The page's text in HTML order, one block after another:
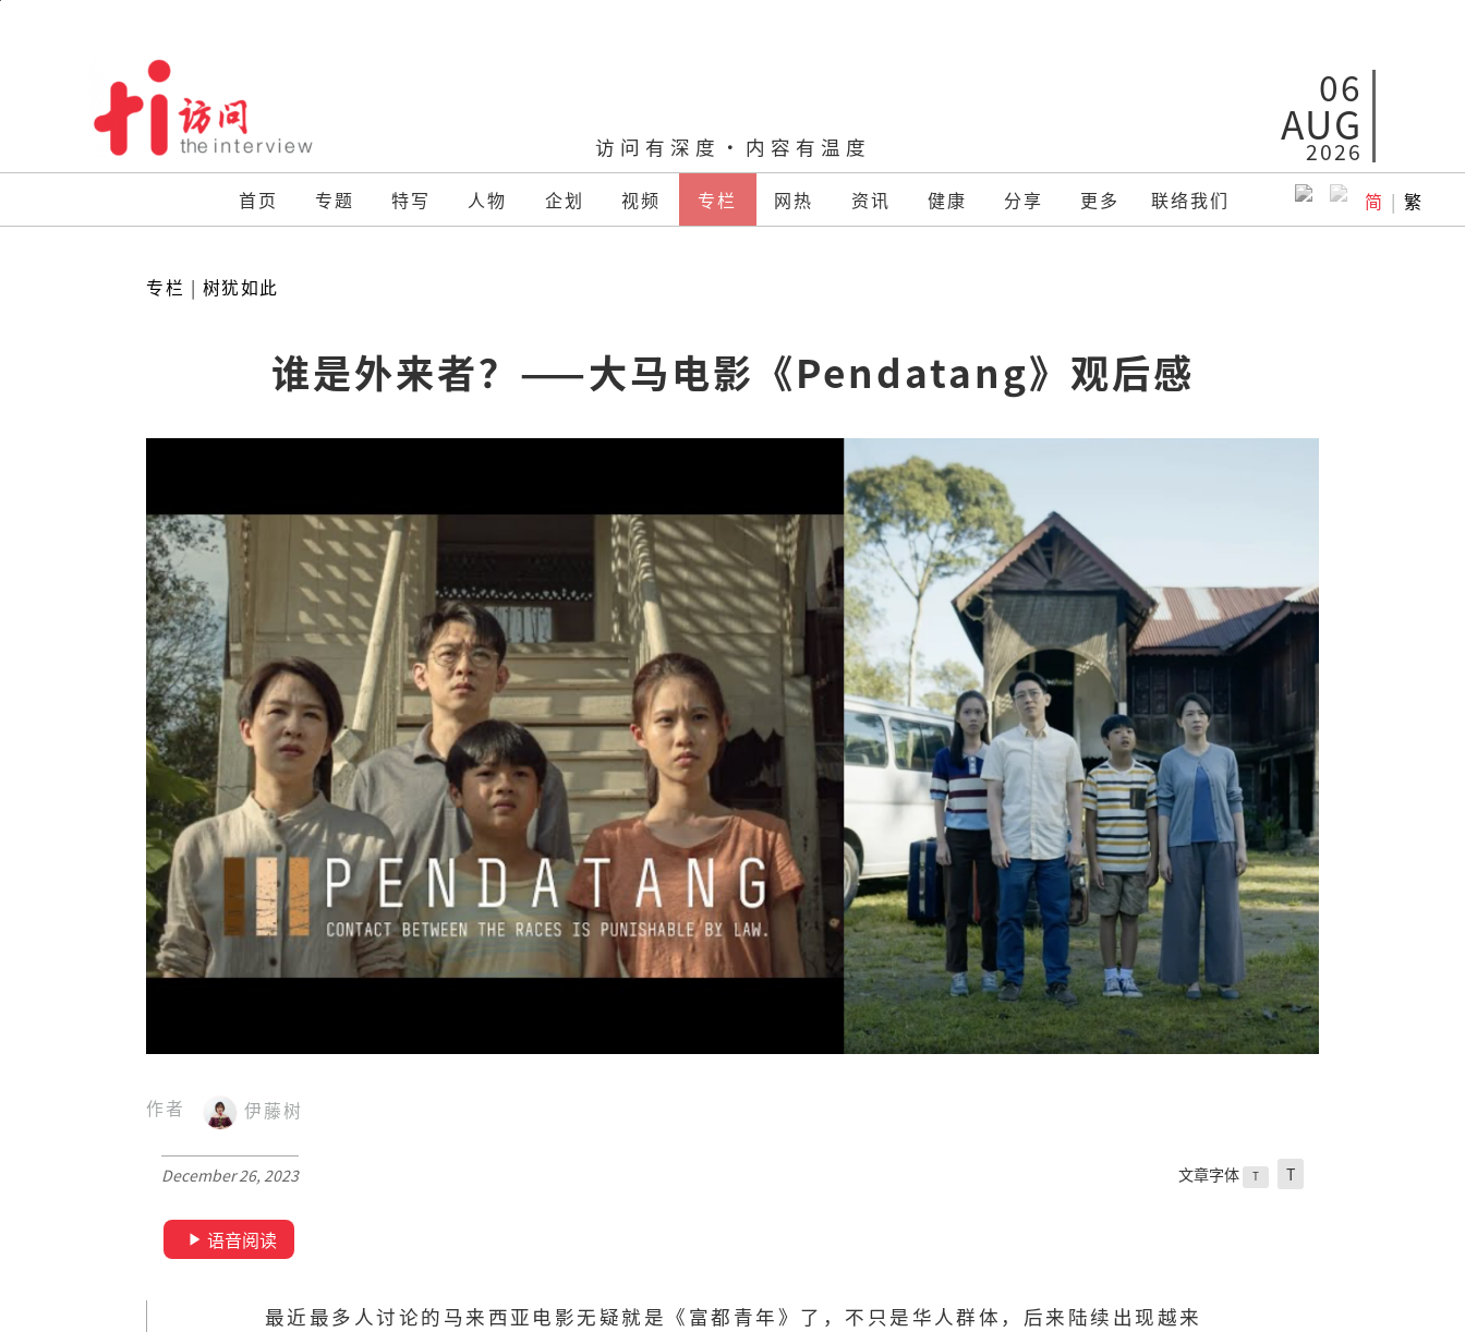
访问有深度·内容有温度
06
AUG
2026
首页 专题 特写 人物 企划 视频 专栏 网热 资讯 健康 分享 更多 联络我们 简 | 繁
专栏 | 树犹如此
谁是外来者？——大马电影《Pendatang》观后感
作者 伊藤树
December 26, 2023 文章字体 T T
语音阅读
最近最多人讨论的马来西亚电影无疑就是《富都青年》了，不只是华人群体，后来陆续出现越来